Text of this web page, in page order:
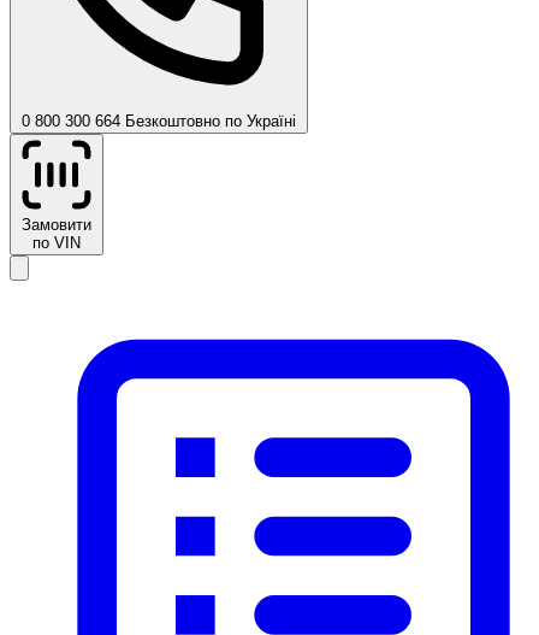
0 800 300 664 Безкоштовно по Україні
Замовити
по VIN